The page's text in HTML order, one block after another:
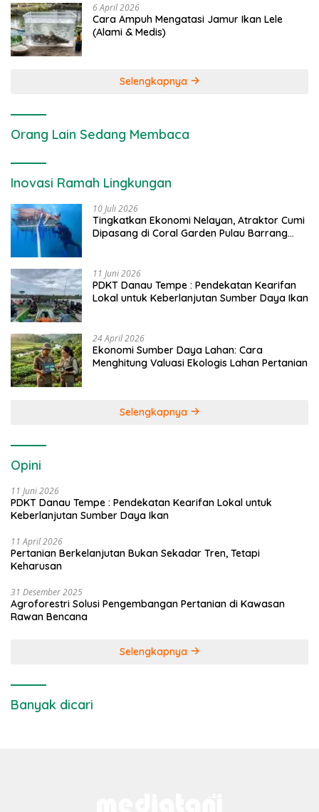
6 April 2026
Cara Ampuh Mengatasi Jamur Ikan Lele
(Alami & Medis)
Selengkapnya
Orang Lain Sedang Membaca
Inovasi Ramah Lingkungan
10 Juli 2026
Tingkatkan Ekonomi Nelayan, Atraktor Cumi
Dipasang di Coral Garden Pulau Barrang
11 Juni 2026
PDKT Danau Tempe : Pendekatan Kearifan
Lokal untuk Keberlanjutan Sumber Daya Ikan
24 April 2026
Ekonomi Sumber Daya Lahan: Cara
Menghitung Valuasi Ekologis Lahan Pertanian
Selengkapnya
Opini
11 Juni 2026
PDKT Danau Tempe : Pendekatan Kearifan Lokal untuk
Keberlanjutan Sumber Daya Ikan
11 April 2026
Pertanian Berkelanjutan Bukan Sekadar Tren, Tetapi
Keharusan
31 Desember 2025
Agroforestri Solusi Pengembangan Pertanian di Kawasan
Rawan Bencana
Selengkapnya
Banyak dicari